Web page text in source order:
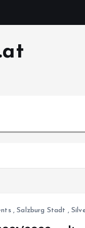
,Salzburg Stadt ,